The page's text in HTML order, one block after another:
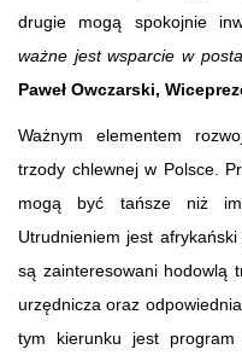
drugie mogą spokojnie
ważne jest wsparcie w
Paweł Owczarski,
Ważnym elementem
trzody chlewnej w Polsce.
mogą być tańsze niż
Utrudnieniem jest
są zainteresowani hodowlą
urzędnicza oraz
tym kierunku jest program